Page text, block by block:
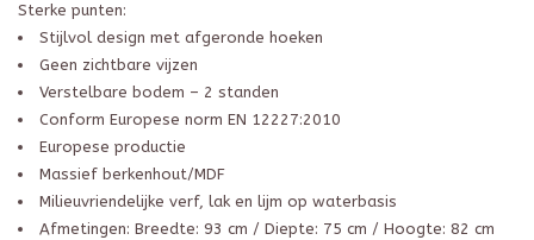
Sterke punten:
Stijlvol design met afgeronde hoeken
Geen zichtbare vijzen
Verstelbare bodem – 2 standen
Conform Europese norm EN 12227:2010
Europese productie
Massief berkenhout/MDF
Milieuvriendelijke verf, lak en lijm op waterbasis
Afmetingen: Breedte: 93 cm / Diepte: 75 cm / Hoogte: 82 cm